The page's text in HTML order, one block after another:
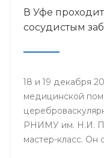
В Уфе
сосудистым
18 и 19 декабря
медицинской
РНИМУ им. Н.И.
мастер-класс. Он